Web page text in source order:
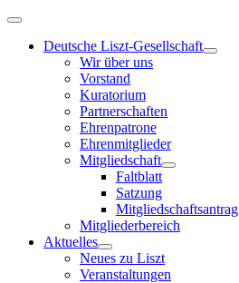
Deutsche Liszt-Gesellschaft
Wir über uns
Vorstand
Kuratorium
Partnerschaften
Ehrenpatrone
Ehrenmitglieder
Mitgliedschaft
Faltblatt
Satzung
Mitgliedschaftsantrag
Mitgliederbereich
Aktuelles
Neues zu Liszt
Veranstaltungen